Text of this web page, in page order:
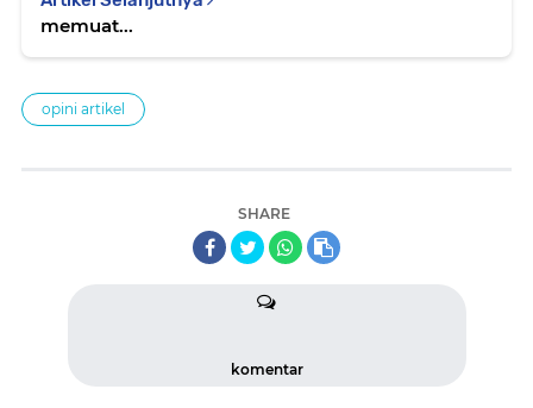
memuat...
opini artikel
SHARE
komentar